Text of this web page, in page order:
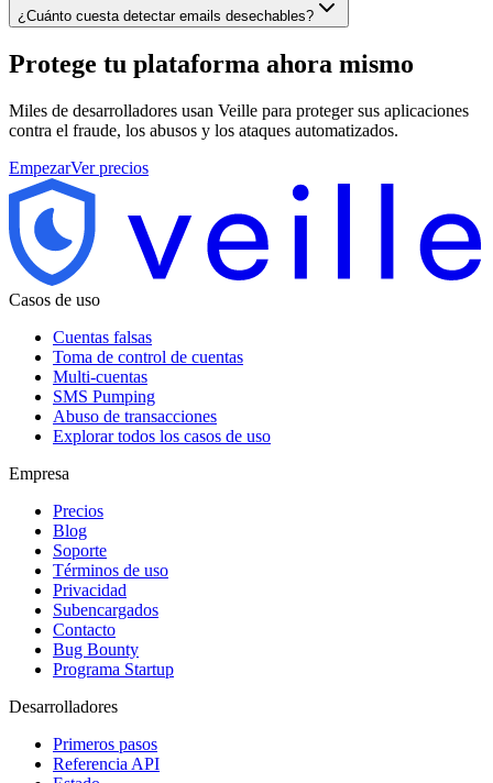
¿Cuánto cuesta detectar emails desechables?
Protege tu plataforma ahora mismo
Miles de desarrolladores usan Veille para proteger sus aplicaciones
contra el fraude, los abusos y los ataques automatizados.
EmpezarVer precios
Casos de uso
Cuentas falsas
Toma de control de cuentas
Multi-cuentas
SMS Pumping
Abuso de transacciones
Explorar todos los casos de uso
Empresa
Precios
Blog
Soporte
Términos de uso
Privacidad
Subencargados
Contacto
Bug Bounty
Programa Startup
Desarrolladores
Primeros pasos
Referencia API